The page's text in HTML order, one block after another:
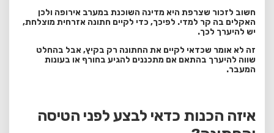
חשוב לזכור שצרפת היא מדינה השוכנת במערב אירופה ולכן
האקלים בה קר למדי. לפיכך, כדי לקיים חתונה אזרחית מוצלחת,
יש להיערך לכך.
זה לא אומר שכדאי לקיים את החתונה רק בקיץ, אבל בהחלט
שווה להיערך בהתאם אם מתכננים להגיע בחורף או בעונות
המעבר.
איזה הכנות כדאי לבצע לפני הטיסה